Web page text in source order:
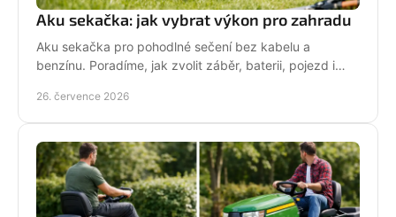
Aku sekačka: jak vybrat výkon pro zahradu
Aku sekačka pro pohodlné sečení bez kabelu a
benzínu. Poradíme, jak zvolit záběr, baterii, pojezd i
26. července 2026